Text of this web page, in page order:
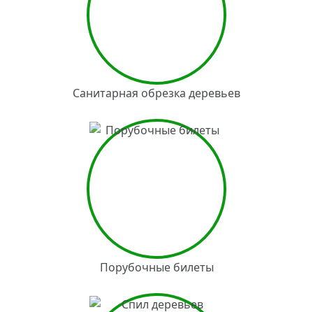
Санитарная обрезка деревьев
Порубочные билеты